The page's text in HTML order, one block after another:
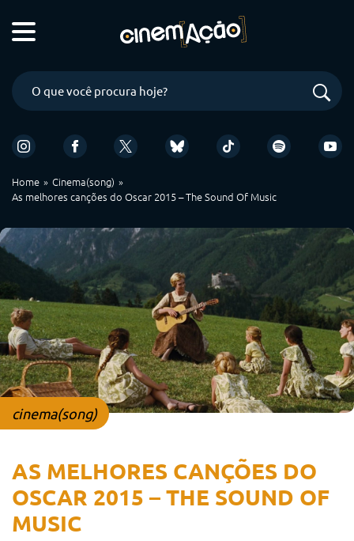
Home
Cinema(song)
As melhores canções do Oscar 2015 – The Sound Of Music
cinema(song)
AS MELHORES CANÇÕES DO
OSCAR 2015 – THE SOUND OF
MUSIC